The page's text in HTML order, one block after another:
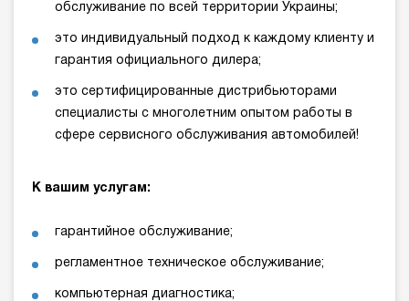
обслуживание по всей территории Украины;
это индивидуальный подход к каждому клиенту и
гарантия официального дилера;
это сертифицированные дистрибьюторами
специалисты с многолетним опытом работы в
сфере сервисного обслуживания автомобилей!
К вашим услугам:
гарантийное обслуживание;
регламентное техническое обслуживание;
компьютерная диагностика;